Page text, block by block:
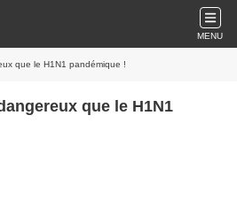
MENU
que le H1N1 pandémique !
que le H1N1